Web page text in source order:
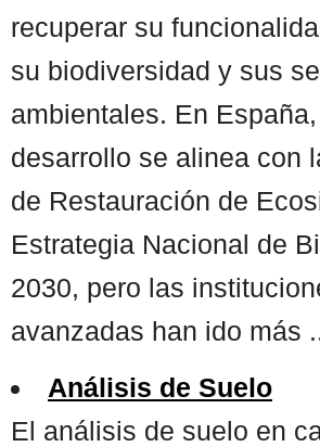
recuperar su
su biodiversidad y sus
ambientales. En
desarrollo se alinea con
de Restauración de
Estrategia Nacional de
2030, pero las
avanzadas han ido más
Análisis de Suelo
El análisis de suelo en